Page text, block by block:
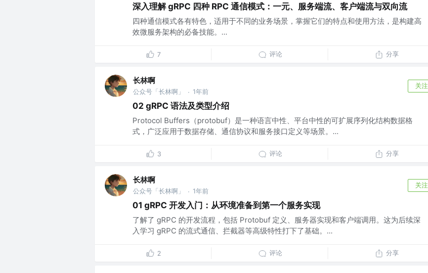
深入理解 gRPC 四种 RPC 通信模式：一元、服务端流、客户端流与双向流
四种通信模式各有特色，适用于不同的业务场景，掌握它们的特点和使用方法，是构建高
效微服务架构的必备技能。...
7 评论 分享
长林啊
公众号「长林啊」 · 1年前
关注
02 gRPC 语法及类型介绍
Protocol Buffers（protobuf）是一种语言中性、平台中性的可扩展序列化结构数据格
式，广泛应用于数据存储、通信协议和服务接口定义等场景。...
3 评论 分享
长林啊
公众号「长林啊」 · 1年前
关注
01 gRPC 开发入门：从环境准备到第一个服务实现
了解了 gRPC 的开发流程，包括 Protobuf 定义、服务器实现和客户端调用。这为后续深
入学习 gRPC 的流式通信、拦截器等高级特性打下了基础。...
2 评论 分享